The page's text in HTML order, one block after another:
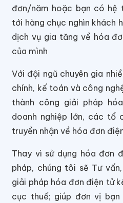
đơn/năm hoặc bạn có hệ
tới hàng chục nghìn khách
dịch vụ gia tăng về hóa
của mình
Với đội ngũ chuyên gia
chính, kế toán và công
thành công giải pháp
doanh nghiệp lớn, các tổ
truyền nhận về hóa đơn
Thay vì sử dụng hóa đơn
pháp, chúng tôi sẽ Tư
giải pháp hóa đơn điện tử
cục thuế; giúp đơn vị